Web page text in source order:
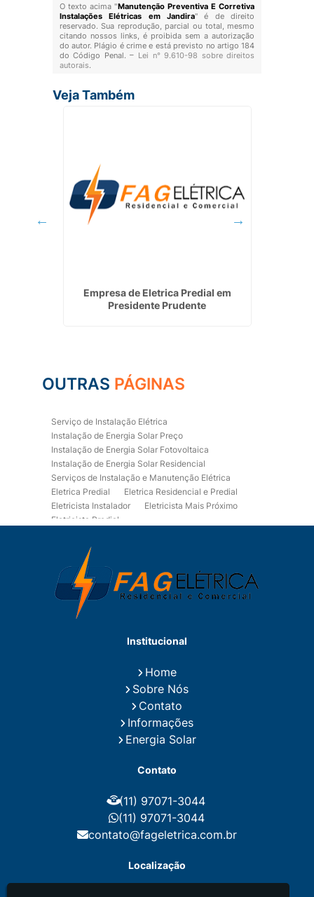
O texto acima "Manutenção Preventiva E Corretiva
Instalações Elétricas em Jandira" é de direito
reservado. Sua reprodução, parcial ou total, mesmo
citando nossos links, é proibida sem a autorização
do autor. Plágio é crime e está previsto no artigo 184
do Código Penal. – Lei n° 9.610-98 sobre direitos
autorais.
Veja Também
Empresa de Eletrica Predial em
Presidente Prudente
OUTRAS PÁGINAS
Serviço de Instalação Elétrica
Instalação de Energia Solar Preço
Instalação de Energia Solar Fotovoltaica
Instalação de Energia Solar Residencial
Serviços de Instalação e Manutenção Elétrica
Eletrica Predial
Eletrica Residencial e Predial
Eletricista Instalador
Eletricista Mais Próximo
Eletricista Predial
Eletricista Residencial
Eletricista Residencial E Predial
Eletricistas de Manutenção
Empresa de Instalações Elétricas
Empresa de Manutenção Eletrica
Empresa de Prestação de Serviços Eletricos
Fiação para Instalação Eletrica Residencial
Instalação de Energia Solar Residencial Preço
Instalação de Painel Solar
Instalação de Placa Solar
Instalação de Sistema Fotovoltaico
Instalação E Manutenção Elétrica
Instalação Elétrica Comercial
Instalação Elétrica Residencial Simples
Instalações Elétricas Prediais
Instalações Elétricas Residenciais
Instalador de Energia Solar
Instalador de Placa Solar
Instalador Fotovoltaico
Instalar Energia Solar
Manutenção de Instalações Elétricas
Institucional
Home
Sobre Nós
Contato
Informações
Energia Solar
Contato
(11) 97071-3044
(11) 97071-3044
contato@fageletrica.com.br
Localização